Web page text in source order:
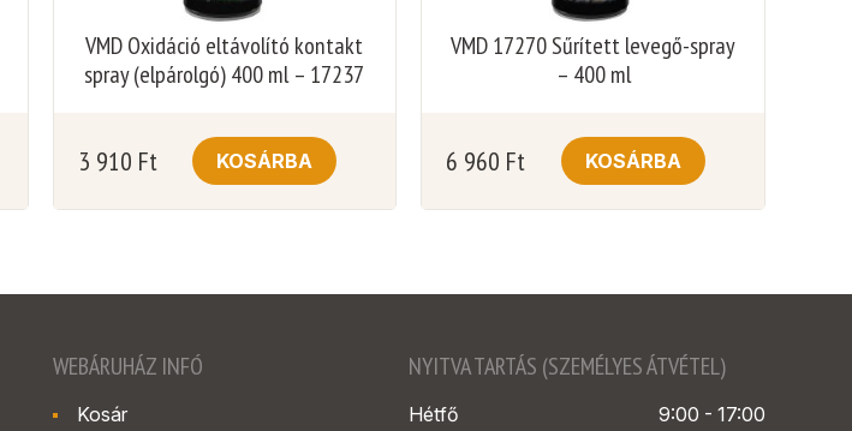
VMD Oxidáció eltávolító kontakt
spray (elpárolgó) 400 ml – 17237
3 910 Ft KOSÁRBA
VMD 17270 Sűrített levegő-spray
– 400 ml
6 960 Ft KOSÁRBA
WEBÁRUHÁZ INFÓ
Kosár
NYITVA TARTÁS (SZEMÉLYES ÁTVÉTEL)
Hétfő 9:00 - 17:00